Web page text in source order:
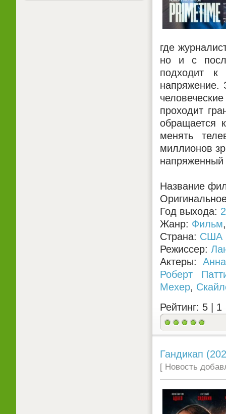
где
но и с
подходит к
напряжение.
проходит
обращается
менять
миллионов
напряженный
Название
Год выхода:
Жанр: Фильм
Страна: США
Режиссер:
Актеры:
Роберт
Мехер,
Рейтинг: 5 | 1
Гандикап
[ Новость